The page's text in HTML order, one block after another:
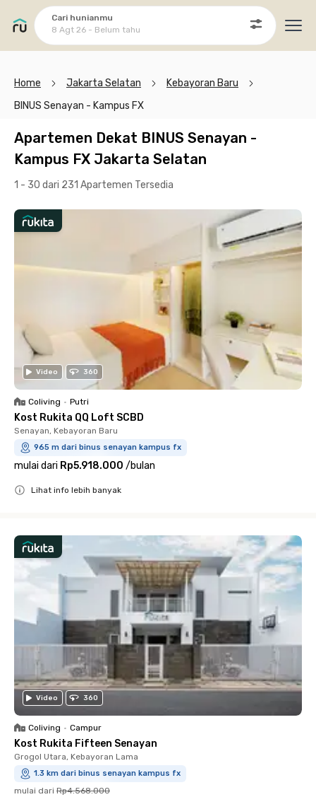
Cari hunianmu
8 Agt 26 - Belum tahu
Home Jakarta Selatan
Kebayoran Baru
BINUS Senayan - Kampus FX
Apartemen Dekat BINUS Senayan -
Kampus FX Jakarta Selatan
1 - 30 dari 231 Apartemen Tersedia
Video 360
Coliving • Putri
Kost Rukita QQ Loft SCBD
Senayan, Kebayoran Baru
965 m dari binus senayan kampus fx
mulai dari Rp5.918.000 /bulan
Lihat info lebih banyak
Video 360
Coliving • Campur
Kost Rukita Fifteen Senayan
Grogol Utara, Kebayoran Lama
1.3 km dari binus senayan kampus fx
mulai dari Rp4.568.000